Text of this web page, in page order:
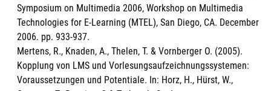
Symposium on Multimedia 2006, Workshop on Multimedia
Technologies for E-Learning (MTEL), San Diego, CA. December
2006. pp. 933-937.
Mertens, R., Knaden, A., Thelen, T. & Vornberger O. (2005).
Kopplung von LMS und Vorlesungsaufzeichnungssystemen:
Voraussetzungen und Potentiale. In: Horz, H., Hürst, W.,